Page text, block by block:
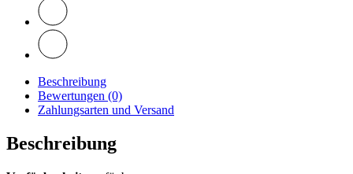
Beschreibung
Bewertungen (0)
Zahlungsarten und Versand
Beschreibung